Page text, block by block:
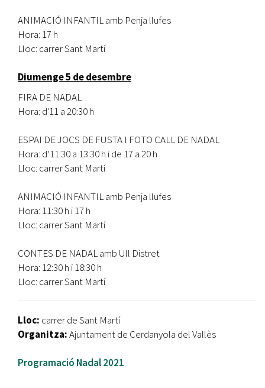
ANIMACIÓ INFANTIL amb Penja llufes
Hora: 17 h
Lloc: carrer Sant Martí
Diumenge 5 de desembre
FIRA DE NADAL
Hora: d'11 a 20:30 h
ESPAI DE JOCS DE FUSTA I FOTO CALL DE NADAL
Hora: d’11:30 a 13:30 h i de 17 a 20 h
Lloc: carrer Sant Martí
ANIMACIÓ INFANTIL amb Penja llufes
Hora: 11:30 h i 17 h
Lloc: carrer Sant Martí
CONTES DE NADAL amb Ull Distret
Hora: 12:30 h i 18:30 h
Lloc: carrer Sant Martí
Lloc: carrer de Sant Martí
Organitza:Ajuntament de Cerdanyola del Vallès
Programació Nadal 2021